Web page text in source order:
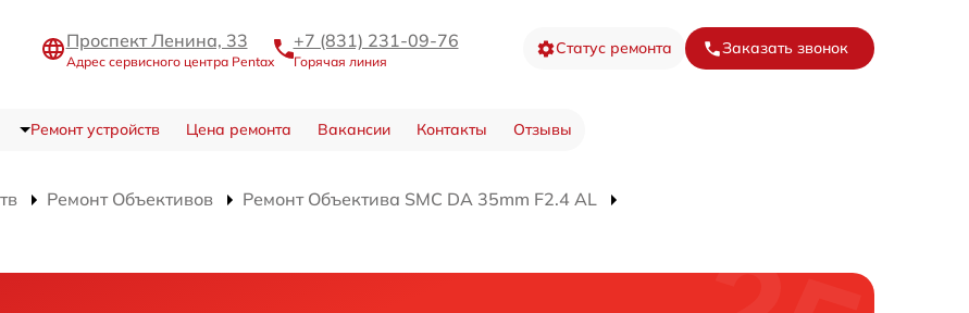
Проспект Ленина, 33
Адрес сервисного центра Pentax
+7 (831) 231-09-76
Горячая линия
Статус ремонта Заказать звонок
Ремонт устройств Цена ремонта Вакансии Контакты Отзывы
Ремонт Объективов
Ремонт Объектива SMC DA 35mm F2.4 AL